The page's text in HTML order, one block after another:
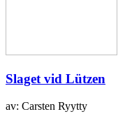
Slaget vid Lützen
av: Carsten Ryytty